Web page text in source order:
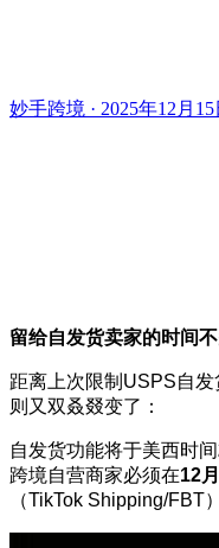
妙手跨境 · 2025年12月15
留给自发货卖家的时间不
距离上次限制USPS自
则又双叒叕变了：
自发货功能将于美西时间
跨境自营商家必须在12
（TikTok Shipping/FBT）